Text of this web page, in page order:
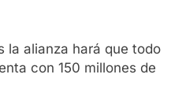
la alianza hará que todo
con 150 millones de